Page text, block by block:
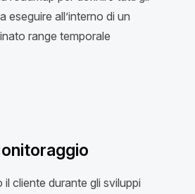
eseguire all’interno di un
range temporale
cliente durante gli sviluppi